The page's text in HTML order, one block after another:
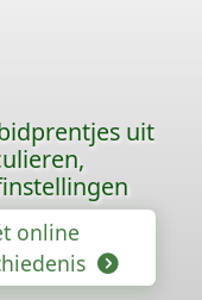
uit
online